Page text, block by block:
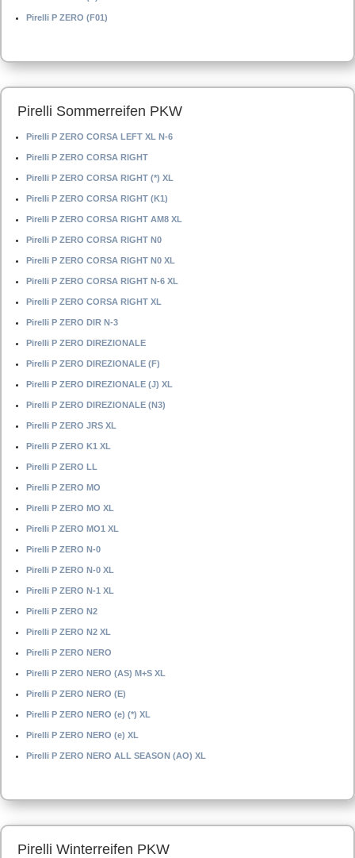
Pirelli P ZERO (F01)
Pirelli Sommerreifen PKW
Pirelli P ZERO CORSA LEFT XL N-6
Pirelli P ZERO CORSA RIGHT
Pirelli P ZERO CORSA RIGHT (*) XL
Pirelli P ZERO CORSA RIGHT (K1)
Pirelli P ZERO CORSA RIGHT AM8 XL
Pirelli P ZERO CORSA RIGHT N0
Pirelli P ZERO CORSA RIGHT N0 XL
Pirelli P ZERO CORSA RIGHT N-6 XL
Pirelli P ZERO CORSA RIGHT XL
Pirelli P ZERO DIR N-3
Pirelli P ZERO DIREZIONALE
Pirelli P ZERO DIREZIONALE (F)
Pirelli P ZERO DIREZIONALE (J) XL
Pirelli P ZERO DIREZIONALE (N3)
Pirelli P ZERO JRS XL
Pirelli P ZERO K1 XL
Pirelli P ZERO LL
Pirelli P ZERO MO
Pirelli P ZERO MO XL
Pirelli P ZERO MO1 XL
Pirelli P ZERO N-0
Pirelli P ZERO N-0 XL
Pirelli P ZERO N-1 XL
Pirelli P ZERO N2
Pirelli P ZERO N2 XL
Pirelli P ZERO NERO
Pirelli P ZERO NERO (AS) M+S XL
Pirelli P ZERO NERO (E)
Pirelli P ZERO NERO (e) (*) XL
Pirelli P ZERO NERO (e) XL
Pirelli P ZERO NERO ALL SEASON (AO) XL
Pirelli Winterreifen PKW